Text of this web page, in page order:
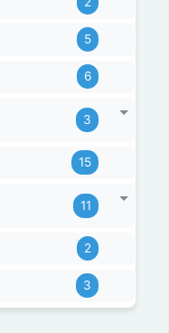
5
6
3
15
11
2
3